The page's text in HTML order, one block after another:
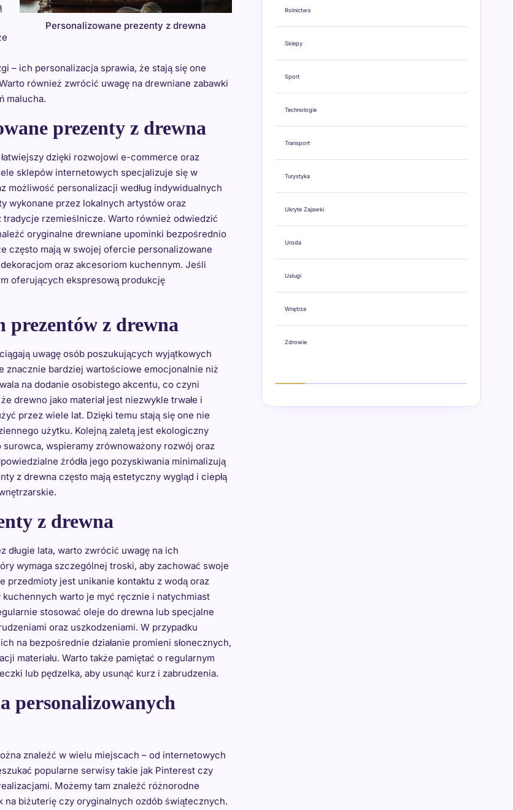
Personalizowane prezenty z drewna
– ich personalizacja sprawia, że stają się one
również zwrócić uwagę na drewniane zabawki
malucha.
prezenty z drewna
dzięki rozwojowi e-commerce oraz
sklepów internetowych specjalizuje się w
możliwość personalizacji według indywidualnych
wykonane przez lokalnych artystów oraz
rzemieślnicze. Warto również odwiedzić
oryginalne drewniane upominki bezpośrednio
często mają w swojej ofercie personalizowane
oraz akcesoriom kuchennym. Jeśli
oferujących ekspresową produkcję
prezentów z drewna
uwagę osób poszukujących wyjątkowych
znacznie bardziej wartościowe emocjonalnie niż
na dodanie osobistego akcentu, co czyni
drewno jako materiał jest niezwykle trwałe i
przez wiele lat. Dzięki temu stają się one nie
użytku. Kolejną zaletą jest ekologiczny
wspieramy zrównoważony rozwój oraz
źródła jego pozyskiwania minimalizują
z drewna często mają estetyczny wygląd i ciepłą
z drewna
długie lata, warto zwrócić uwagę na ich
wymaga szczególnej troski, aby zachować swoje
przedmioty jest unikanie kontaktu z wodą oraz
warto je myć ręcznie i natychmiast
stosować oleje do drewna lub specjalne
oraz uszkodzeniami. W przypadku
na bezpośrednie działanie promieni słonecznych,
materiału. Warto także pamiętać o regularnym
lub pędzelka, aby usunąć kurz i zabrudzenia.
personalizowanych
znaleźć w wielu miejscach – od internetowych
popularne serwisy takie jak Pinterest czy
Możemy tam znaleźć różnorodne
na biżuterię czy oryginalnych ozdób świątecznych.
Rolnictwo
Sklepy
Sport
Technologie
Transport
Turystyka
Ukryte Zajawki
Uroda
Usługi
Wnętrza
Zdrowie